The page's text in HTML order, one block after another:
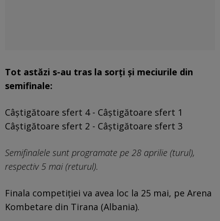
Tot astăzi s-au tras la sorți și meciurile din
semifinale:
Câștigătoare sfert 4 - Câștigătoare sfert 1
Câștigătoare sfert 2 - Câștigătoare sfert 3
Semifinalele sunt programate pe 28 aprilie (turul),
respectiv 5 mai (returul).
Finala competiției va avea loc la 25 mai, pe Arena
Kombetare din Tirana (Albania).